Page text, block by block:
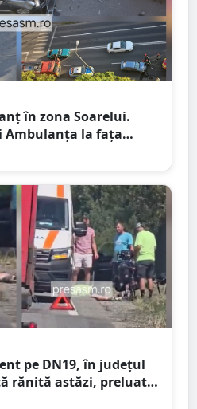
în zona Soarelui.
Ambulanța la fața
pe DN19, în județul
rănită astăzi, preluată